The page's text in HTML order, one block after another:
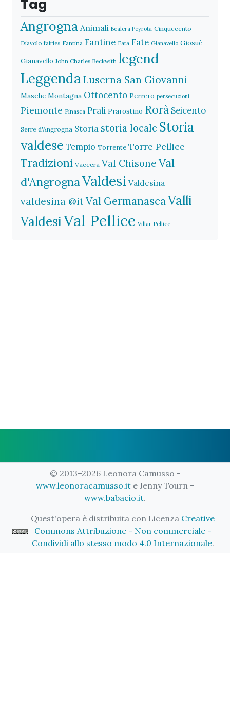
Tag
Angrogna Animali Bealera Peyrota Cinquecento
Diavolo fairies Fantina Fantine Fata Fate Gianavello Giosuè
Gianavello John Charles Beckwith legend
Leggenda Luserna San Giovanni
Masche Montagna Ottocento Perrero persecuzioni
Piemonte Pinasca Prali Prarostino Rorà Seicento
Serre d'Angrogna Storia storia locale Storia
valdese Tempio Torrente Torre Pellice
Tradizioni Vaccera Val Chisone Val
d'AngrognaValdesi Valdesina
valdesina @itVal GermanascaValli
ValdesiVal Pellice Villar Pellice
© 2013–2026 Leonora Camusso -
www.leonoracamusso.it e Jenny Tourn -
www.babacio.it.
Quest'opera è distribuita con Licenza Creative
Commons Attribuzione - Non commerciale -
Condividi allo stesso modo 4.0 Internazionale.